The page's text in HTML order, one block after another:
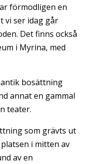
förmodligen en
vi ser idag går
Det finns också
i Myrina, med
bosättning
annat en gammal
teater.
som grävts ut
i mitten av
av en